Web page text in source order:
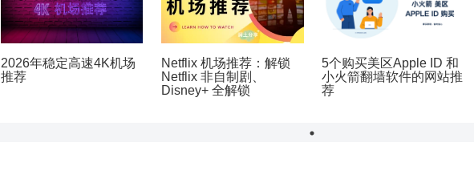
2026年稳定高速4K机场
推荐
Netflix 机场推荐：解锁
Netflix 非自制剧、
Disney+ 全解锁
5个购买美区Apple ID 和
小火箭翻墙软件的网站推
荐